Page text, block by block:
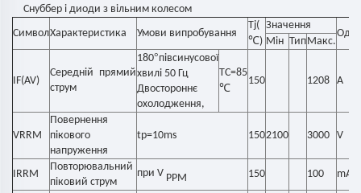
Снуббер і диоди з вільним колесом
СимволХарактеристика Умови випробування
Tj(
℃)
Значення
Мін ТипМакс.
IF(AV)
Середній прямий
струм
180°півсинусової
хвилі 50 Гц
Двостороннє
охолодження,
TC=85
℃
150 1208 А
VRRM
Повернення
пікового
напруження
tp=10ms 1502100 3000 V
IRRM
Повторювальний
піковий струм
при V РРМ 150 100 mA